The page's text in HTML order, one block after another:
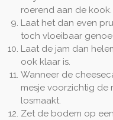
roerend aan de kook.
Laat het dan even
toch vloeibaar
Laat de jam dan
ook klaar is.
Wanneer de
mesje voorzichtig de
losmaakt.
Zet de bodem op